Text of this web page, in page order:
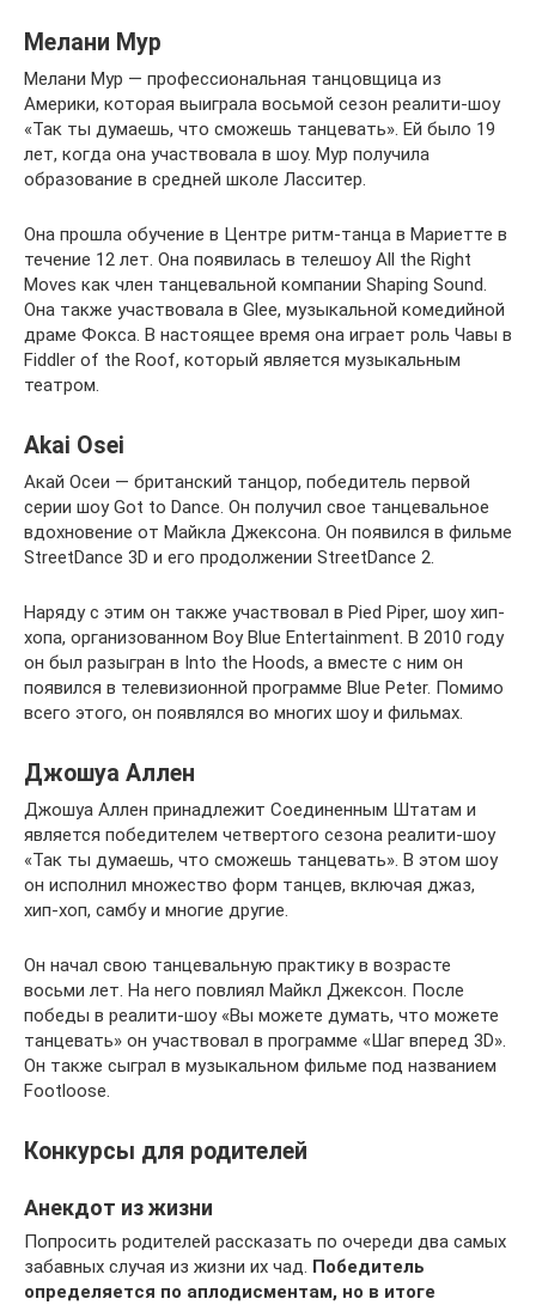
Мелани Мур
Мелани Мур — профессиональная танцовщица из
Америки, которая выиграла восьмой сезон реалити-шоу
«Так ты думаешь, что сможешь танцевать». Ей было 19
лет, когда она участвовала в шоу. Мур получила
образование в средней школе Ласситер.
Она прошла обучение в Центре ритм-танца в Мариетте в
течение 12 лет. Она появилась в телешоу All the Right
Moves как член танцевальной компании Shaping Sound.
Она также участвовала в Glee, музыкальной комедийной
драме Фокса. В настоящее время она играет роль Чавы в
Fiddler of the Roof, который является музыкальным
театром.
Akai Osei
Акай Осеи — британский танцор, победитель первой
серии шоу Got to Dance. Он получил свое танцевальное
вдохновение от Майкла Джексона. Он появился в фильме
StreetDance 3D и его продолжении StreetDance 2.
Наряду с этим он также участвовал в Pied Piper, шоу хип-
хопа, организованном Boy Blue Entertainment. В 2010 году
он был разыгран в Into the Hoods, а вместе с ним он
появился в телевизионной программе Blue Peter. Помимо
всего этого, он появлялся во многих шоу и фильмах.
Джошуа Аллен
Джошуа Аллен принадлежит Соединенным Штатам и
является победителем четвертого сезона реалити-шоу
«Так ты думаешь, что сможешь танцевать». В этом шоу
он исполнил множество форм танцев, включая джаз,
хип-хоп, самбу и многие другие.
Он начал свою танцевальную практику в возрасте
восьми лет. На него повлиял Майкл Джексон. После
победы в реалити-шоу «Вы можете думать, что можете
танцевать» он участвовал в программе «Шаг вперед 3D».
Он также сыграл в музыкальном фильме под названием
Footloose.
Конкурсы для родителей
Анекдот из жизни
Попросить родителей рассказать по очереди два самых
забавных случая из жизни их чад. Победитель
определяется по аплодисментам, но в итоге